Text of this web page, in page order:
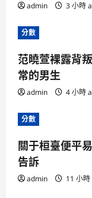
admin 3 小時
分數
范曉萱裸露背
常的男生
admin 4 小時
分數
關于桓臺便平
告訴
admin 11 小